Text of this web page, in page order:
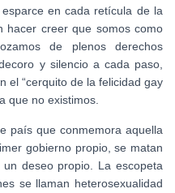
en cada retícula de la
hacer creer que somos como
de plenos derechos
y silencio a cada paso,
el “cerquito de la felicidad gay
que no existimos.
país que conmemora aquella
gobierno propio, se matan
deseo propio. La escopeta
se llaman heterosexualidad